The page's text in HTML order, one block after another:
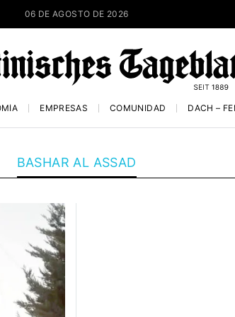
06 DE AGOSTO DE 2026
EMPRESAS COMUNIDAD DACH –
BASHAR AL ASSAD